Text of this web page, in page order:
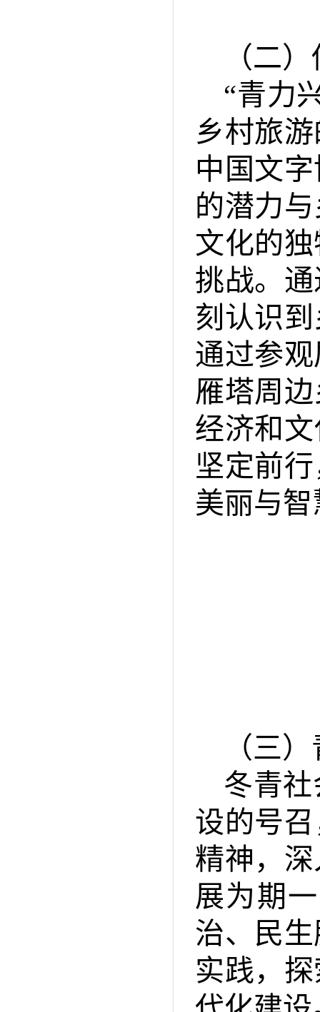
（二
“青力
乡村旅
中国文
的潜力
文化的
挑战。
刻认识
通过参
雁塔周
经济和
坚定前
美丽与
（三
冬青
设的号
精神，
展为期
治、民
实践，